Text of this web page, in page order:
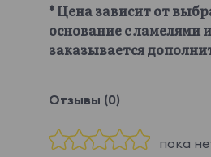
* Цена зависит от
основание с
заказывается
Отзывы (0)
пока